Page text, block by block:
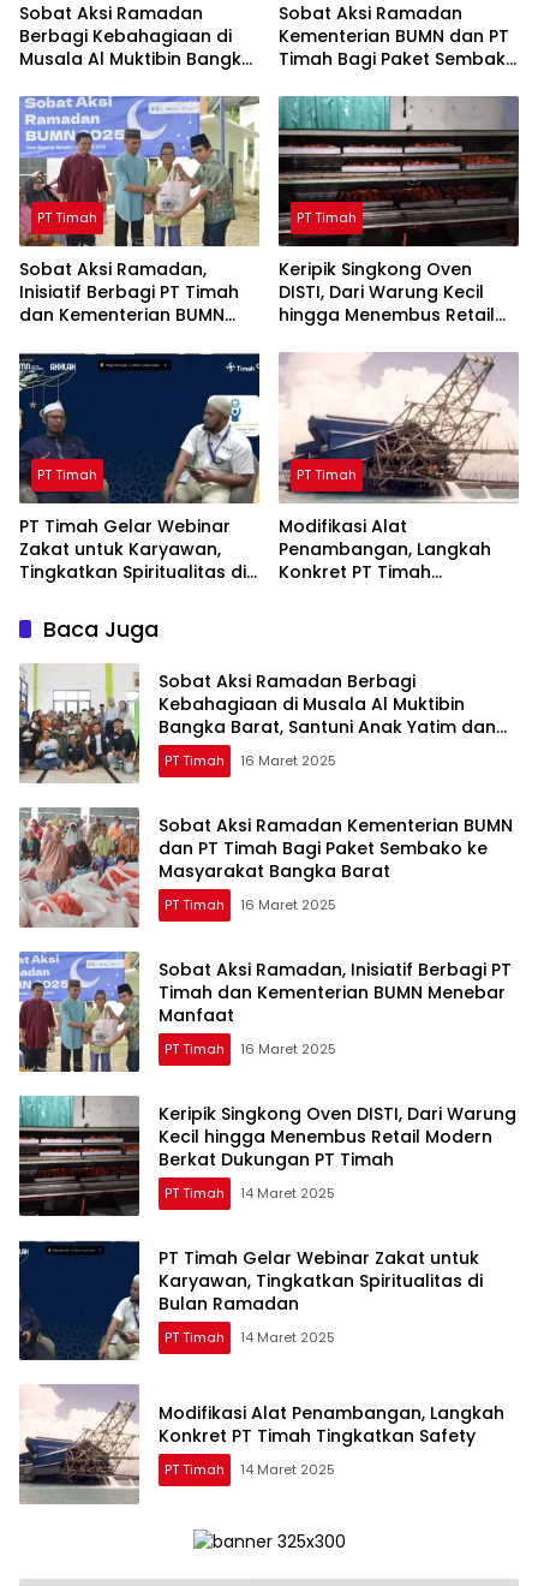
Sobat Aksi Ramadan
Berbagi Kebahagiaan di
Musala Al Muktibin Bangka
dan Piatu
Sobat Aksi Ramadan
Kementerian BUMN dan PT
Timah Bagi Paket Sembako
Barat
PT Timah
Sobat Aksi Ramadan,
Inisiatif Berbagi PT Timah
dan Kementerian BUMN
PT Timah
Keripik Singkong Oven
DISTI, Dari Warung Kecil
hingga Menembus Retail
PT Timah
PT Timah
PT Timah Gelar Webinar
Zakat untuk Karyawan,
Tingkatkan Spiritualitas di
PT Timah
Modifikasi Alat
Penambangan, Langkah
Konkret PT Timah
Baca Juga
Sobat Aksi Ramadan Berbagi
Kebahagiaan di Musala Al Muktibin
Bangka Barat, Santuni Anak Yatim dan
Piatu
PT Timah 16 Maret 2025
Sobat Aksi Ramadan Kementerian BUMN
dan PT Timah Bagi Paket Sembako ke
Masyarakat Bangka Barat
PT Timah 16 Maret 2025
Sobat Aksi Ramadan, Inisiatif Berbagi PT
Timah dan Kementerian BUMN Menebar
Manfaat
PT Timah 16 Maret 2025
Keripik Singkong Oven DISTI, Dari Warung
Kecil hingga Menembus Retail Modern
Berkat Dukungan PT Timah
PT Timah 14 Maret 2025
PT Timah Gelar Webinar Zakat untuk
Karyawan, Tingkatkan Spiritualitas di
Bulan Ramadan
PT Timah 14 Maret 2025
Modifikasi Alat Penambangan, Langkah
Konkret PT Timah Tingkatkan Safety
PT Timah 14 Maret 2025